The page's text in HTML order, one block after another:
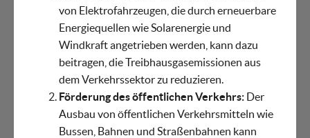
von Elektrofahrzeugen, die durch erneuerbare
Energiequellen wie Solarenergie und
Windkraft angetrieben werden, kann dazu
beitragen, die Treibhausgasemissionen aus
dem Verkehrssektor zu reduzieren.
Förderung des öffentlichen Verkehrs: Der
Ausbau von öffentlichen Verkehrsmitteln wie
Bussen, Bahnen und Straßenbahnen kann